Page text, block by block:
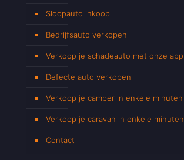
Sloopauto inkoop
Bedrijfsauto verkopen
Verkoop je schadeauto met onze app
Defecte auto verkopen
Verkoop je camper in enkele minuten
Verkoop je caravan in enkele minuten
Contact